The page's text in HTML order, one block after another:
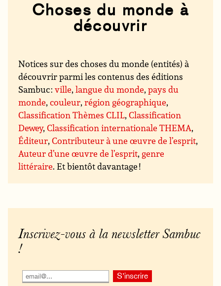
Choses du monde à
découvrir
Notices sur des choses du monde (entités) à
découvrir parmi les contenus des éditions
Sambuc :ville,langue du monde,pays du
monde,couleur,région géographique,
Classification Thèmes CLIL,Classification
Dewey,Classification internationale THEMA,
Éditeur,Contributeur à une œuvre de l’esprit,
Auteur d’une œuvre de l’esprit, genre
littéraire. Et bientôt davantage !
Inscrivez-vous à la newsletter Sambuc
!